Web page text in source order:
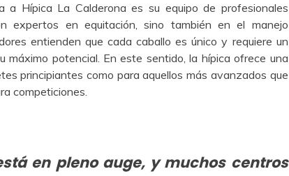
a Hípica La Calderona es su equipo de profesionales
expertos en equitación, sino también en el manejo
entienden que cada caballo es único y requiere un
máximo potencial. En este sentido, la hípica ofrece una
principiantes como para aquellos más avanzados que
competiciones.
en pleno auge, y muchos centros